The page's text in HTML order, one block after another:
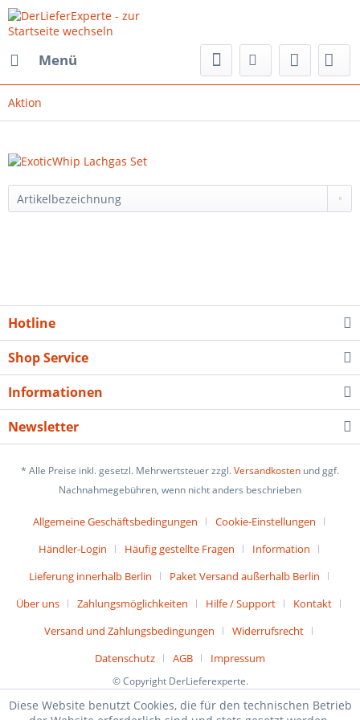
Menü
Aktion
Hotline
Shop Service
Informationen
Newsletter
* Alle Preise inkl. gesetzl. Mehrwertsteuer zzgl.Versandkosten und ggf.
Nachnahmegebühren, wenn nicht anders beschrieben
Allgemeine Geschäftsbedingungen
Cookie-Einstellungen
Händler-Login
Häufig gestellte Fragen
Information
Lieferung innerhalb Berlin
Paket Versand außerhalb Berlin
Über uns
Zahlungsmöglichkeiten Hilfe / Support
Kontakt
Versand und Zahlungsbedingungen
Widerrufsrecht
Datenschutz
AGB Impressum
© Copyright DerLieferexperte.
Diese Website benutzt Cookies, die für den technischen Betrieb